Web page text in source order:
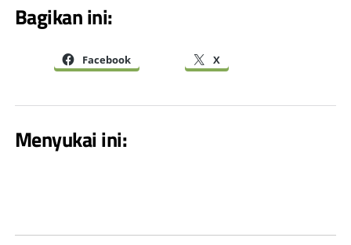
Bagikan ini:
Facebook X
Menyukai ini: